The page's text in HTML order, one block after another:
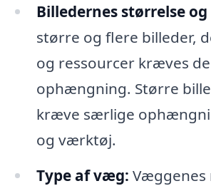
Billedernes størrelse
større og flere billeder,
og ressourcer kræves
ophængning. Større
kræve særlige
og værktøj.
Type af væg: Væggenes